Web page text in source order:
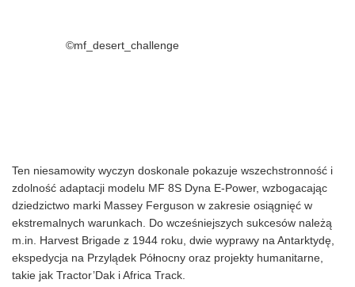
©mf_desert_challenge
Ten niesamowity wyczyn doskonale pokazuje wszechstronność i
zdolność adaptacji modelu MF 8S Dyna E-Power, wzbogacając
dziedzictwo marki Massey Ferguson w zakresie osiągnięć w
ekstremalnych warunkach. Do wcześniejszych sukcesów należą
m.in. Harvest Brigade z 1944 roku, dwie wyprawy na Antarktydę,
ekspedycja na Przylądek Północny oraz projekty humanitarne,
takie jak Tractor’Dak i Africa Track.